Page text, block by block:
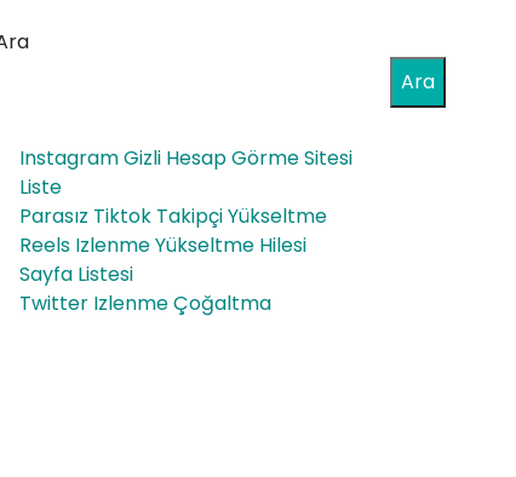
Ara
Instagram Gizli Hesap Görme Sitesi
Liste
Parasız Tiktok Takipçi Yükseltme
Reels Izlenme Yükseltme Hilesi
Sayfa Listesi
Twitter Izlenme Çoğaltma